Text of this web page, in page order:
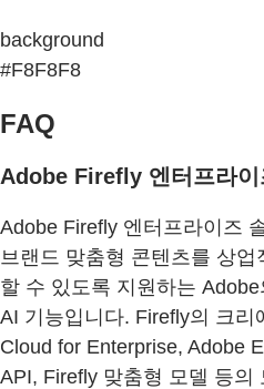
background
#F8F8F8
FAQ
Adobe Firefly 엔터프라이
Adobe Firefly 엔터프라이즈
브랜드 맞춤형 콘텐츠를 상
할 수 있도록 지원하는
AI 기능입니다. Firefly의 크
Cloud for Enterprise, Adobe
API, Firefly 맞춤형 모델 등의